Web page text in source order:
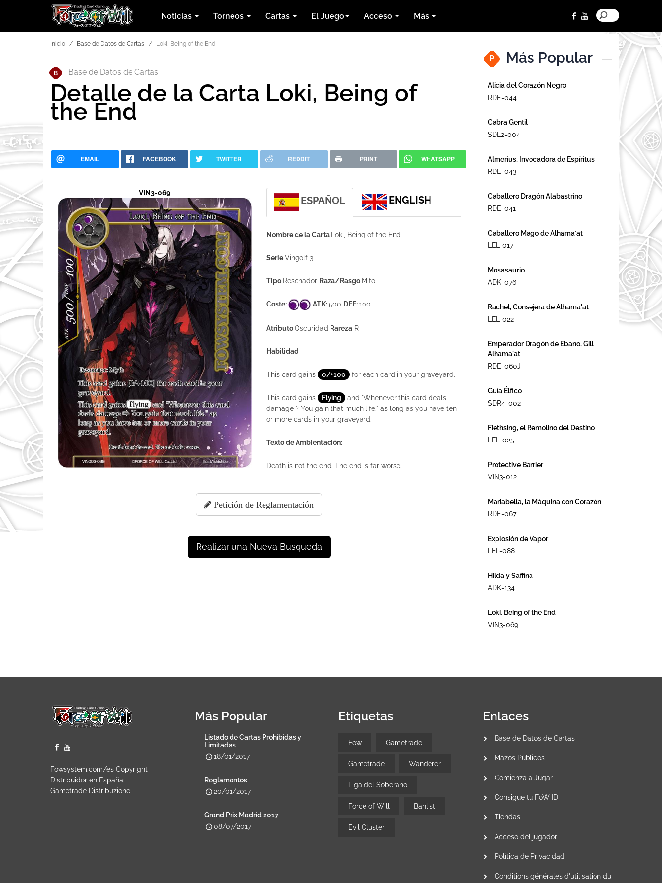
Noticias Torneos Cartas El Juego Acceso Más
Inicio Base de Datos de Cartas Loki, Being of the End
B Base de Datos de Cartas
Detalle de la Carta Loki, Being of
the End
EMAIL FACEBOOK TWITTER REDDIT PRINT WHATSAPP
VIN3-069
ESPAÑOL ENGLISH
Nombre de la Carta Loki, Being of the End
SerieVingolf 3
Tipo Resonador Raza/Rasgo Mito
Coste: ATK:500 DEF:100
AtributoOscuridad Rareza R
Habilidad
This card gains 0/+100 for each card in your graveyard.
This card gains Flying and "Whenever this card deals
damage ? You gain that much life." as long as you have ten
or more cards in your graveyard.
Texto de Ambientación:
Death is not the end. The end is far worse.
Petición de Reglamentación
Realizar una Nueva Busqueda
P Más Popular
Alicia del Corazón Negro
RDE-044
Cabra Gentil
SDL2-004
Almerius, Invocadora de Espíritus
RDE-043
Caballero Dragón Alabastrino
RDE-041
Caballero Mago de Alhama´at
LEL-017
Mosasaurio
ADK-076
Rachel, Consejera de Alhama'at
LEL-022
Emperador Dragón de Ébano, Gill
Alhama'at
RDE-060J
Guía Élfico
SDR4-002
Fiethsing, el Remolino del Destino
LEL-025
Protective Barrier
VIN3-012
Mariabella, la Máquina con Corazón
RDE-067
Explosión de Vapor
LEL-088
Hilda y Saffina
ADK-134
Loki, Being of the End
VIN3-069
Fowsystem.com/es Copyright
Distribuidor en España:
Gametrade Distribuzione
Más Popular
Listado de Cartas Prohibidas y
Limitadas
18/01/2017
Reglamentos
20/01/2017
Grand Prix Madrid 2017
08/07/2017
Etiquetas
Fow Gametrade
Gametrade Wanderer
Liga del Soberano
Force of Will Banlist
Evil Cluster
Enlaces
Base de Datos de Cartas
Mazos Públicos
Comienza a Jugar
Consigue tu FoW ID
Tiendas
Acceso del jugador
Política de Privacidad
Conditions générales d'utilisation du